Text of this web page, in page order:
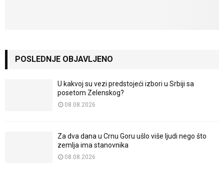
POSLEDNJE OBJAVLJENO
U kakvoj su vezi predstojeći izbori u Srbiji sa
posetom Zelenskog?
08.08.2026
Za dva dana u Crnu Goru ušlo više ljudi nego što
zemlja ima stanovnika
08.08.2026